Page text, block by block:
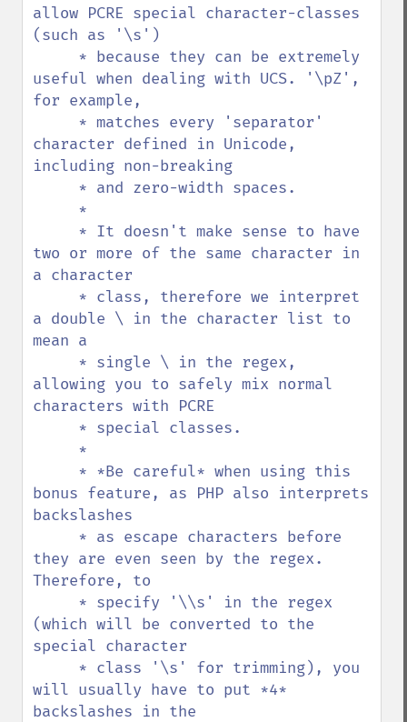
allow PCRE special character-classes
(such as '\s')
useful when dealing with UCS. '\pZ',
for example,
character defined in Unicode,
including non-breaking
two or more of the same character in
a character
a double \ in the character list to
mean a
allowing you to safely mix normal
characters with PCRE
bonus feature, as PHP also interprets
backslashes
they are even seen by the regex.
Therefore, to
(which will be converted to the
special character
will usually have to put *4*
backslashes in the